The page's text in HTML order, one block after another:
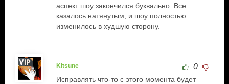
аспект шоу закончился буквально. Все
казалось натянутым, и шоу полностью
изменилось в худшую сторону.
Kitsune 0
Исправлять что-то с этого момента будет